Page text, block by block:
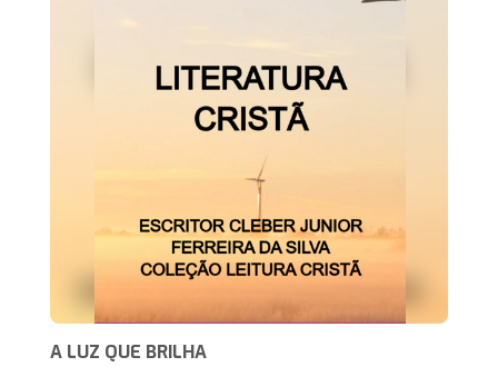
A LUZ QUE BRILHA